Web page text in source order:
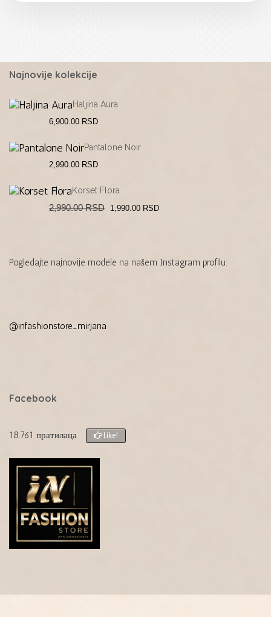
Najnovije kolekcije
Haljina Aura
6,900.00 RSD
Pantalone Noir
2,990.00 RSD
Korset Flora
2,990.00RSD Original
price
1,990.00 RSD
Pogledajte najnovije modele na našem Instagram profilu:
@infashionstore_mirjana
Facebook
18.761 пратилаца Like!